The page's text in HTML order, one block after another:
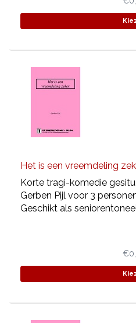
Het is een vreemdeling
Korte tragi-komedie
Gerben Pijl voor 3
Geschikt als